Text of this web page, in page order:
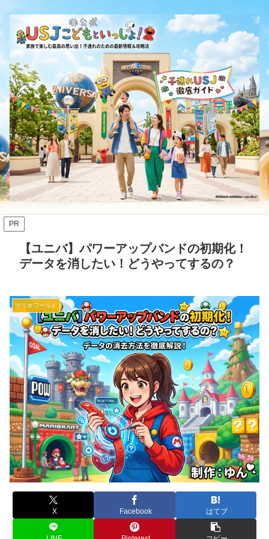
PR
【ユニバ】パワーアップバンドの初期化！
データを消したい！どうやってするの？
マリオワールド
X Facebook はてブ